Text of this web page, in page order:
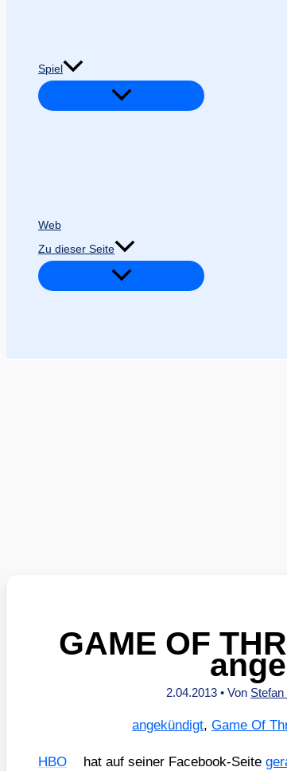
Spiel
Web
Zu dieser Seite
GAME OF
2.04.2013• Von
angekündigt,Game Of
HBO hat auf sei­ner Face­book-Sei­te